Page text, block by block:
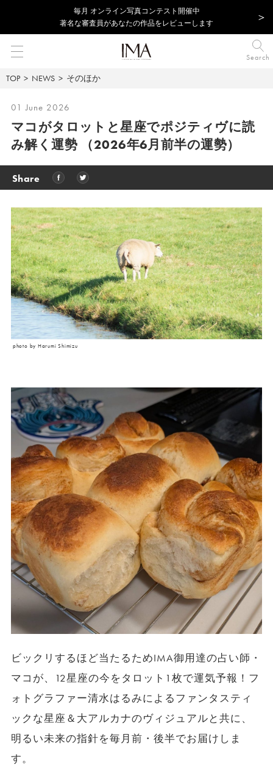
毎⽉ オンライン写真コンテスト開催中
著名な審査員があなたの作品をレビューします
Search
TOP NEWS そのほか
01 June 2026
マコがタロットと星座でポジティヴに読
み解く運勢 （2026年6月前半の運勢）
Share
photo by Harumi Shimizu
ビックリするほど当たるためIMA御用達の占い師・
マコが、12星座の今をタロット1枚で運気予報！フ
ォトグラファー清水はるみによるファンタスティ
ックな星座＆大アルカナのヴィジュアルと共に、
明るい未来の指針を毎月前・後半でお届けしま
す。